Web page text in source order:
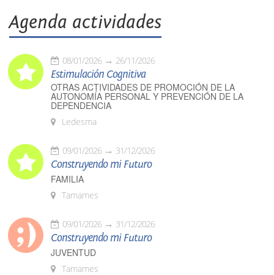
Agenda actividades
08/01/2026 26/11/2026
Estimulación Cognitiva
OTRAS ACTIVIDADES DE PROMOCIÓN DE LA
AUTONOMÍA PERSONAL Y PREVENCIÓN DE LA
DEPENDENCIA
Ledesma
09/01/2026 31/12/2026
Construyendo mi Futuro
FAMILIA
Tamames
09/01/2026 31/12/2026
Construyendo mi Futuro
JUVENTUD
Tamames